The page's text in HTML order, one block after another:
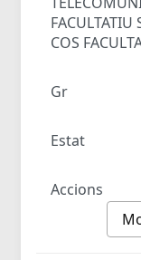
FACULTATIU
COS
Gr
Estat
Accions